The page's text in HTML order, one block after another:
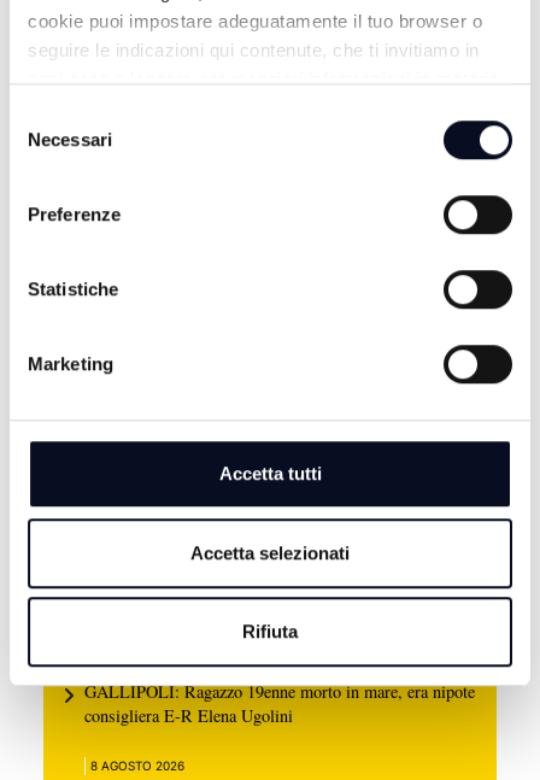
cookie puoi impostare adeguatamente il tuo browser o
seguire le indicazioni qui contenute, che ti invitiamo in
ogni caso a leggere per maggiori informazioni in materia
delNecessari
Preferenze
Statistiche
Marketing
Accetta tutti
Accetta selezionati
Rifiuta
CALCIO: Ravenna, si comincia a Benevento,
GALLIPOLI: Ragazzo 19enne morto in mare, era nipote
consigliera E-R Elena Ugolini
8 AGOSTO 2026